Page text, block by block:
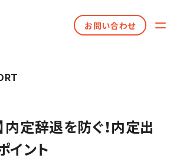
お問い合わせ
内定辞退を防ぐ！内定出
イント